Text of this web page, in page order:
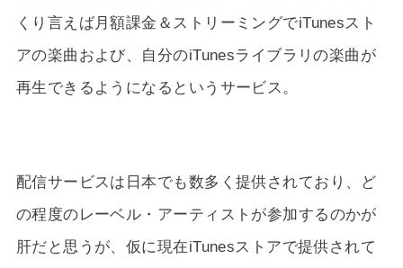
くり言えば月額課金＆ストリーミングでiTunesスト
アの楽曲および、自分のiTunesライブラリの楽曲が
再生できるようになるというサービス。
配信サービスは日本でも数多く提供されており、ど
の程度のレーベル・アーティストが参加するのかが
肝だと思うが、仮に現在iTunesストアで提供されて